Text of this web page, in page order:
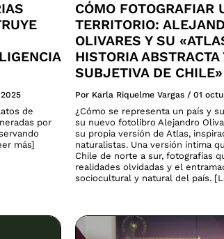
de
por
más]
CÓMO FOTOGRAFIAR
TERRITORIO:
OLIVARES Y SU
HISTORIA ABSTRACTA
SUBJETIVA DE CHILE»
Por Karla Riquelme Vargas / 01
¿Cómo se representa un país y
su nuevo fotolibro Alejandro
su propia versión de Atlas,
naturalistas. Una versión íntima
Chile de norte a sur, fotografías
realidades olvidadas y el
sociocultural y natural del país.